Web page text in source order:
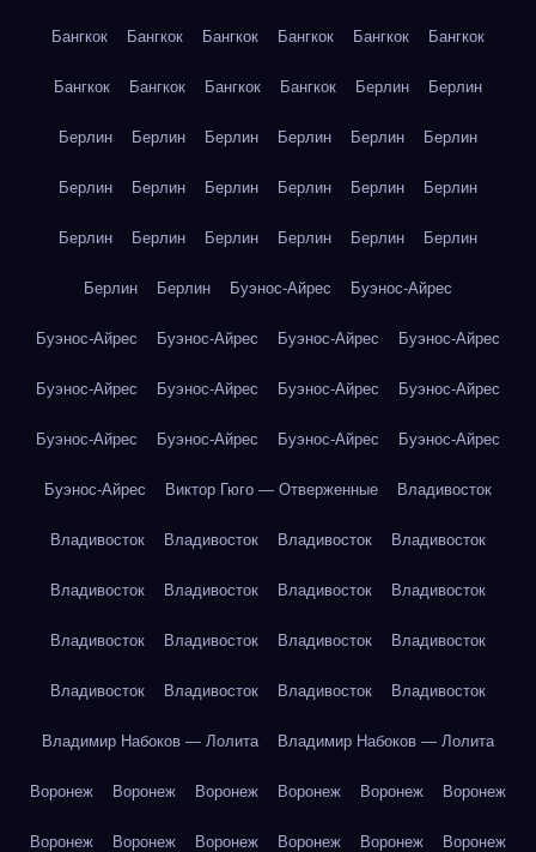
Бангкок Бангкок Бангкок Бангкок Бангкок Бангкок
Бангкок Бангкок Бангкок Бангкок Берлин Берлин
Берлин Берлин Берлин Берлин Берлин Берлин
Берлин Берлин Берлин Берлин Берлин Берлин
Берлин Берлин Берлин Берлин Берлин Берлин
Берлин Берлин Буэнос-Айрес Буэнос-Айрес
Буэнос-Айрес Буэнос-Айрес Буэнос-Айрес Буэнос-Айрес
Буэнос-Айрес Буэнос-Айрес Буэнос-Айрес Буэнос-Айрес
Буэнос-Айрес Буэнос-Айрес Буэнос-Айрес Буэнос-Айрес
Буэнос-Айрес Виктор Гюго — Отверженные Владивосток
Владивосток Владивосток Владивосток Владивосток
Владивосток Владивосток Владивосток Владивосток
Владивосток Владивосток Владивосток Владивосток
Владивосток Владивосток Владивосток Владивосток
Владимир Набоков — Лолита Владимир Набоков — Лолита
Воронеж Воронеж Воронеж Воронеж Воронеж Воронеж
Воронеж Воронеж Воронеж Воронеж Воронеж Воронеж